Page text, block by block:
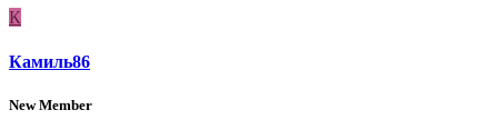
К
Камиль86
New Member